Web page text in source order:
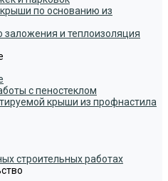
по основанию из
и теплоизоляция
с пеностеклом
крыши из профнастила
строительных работах